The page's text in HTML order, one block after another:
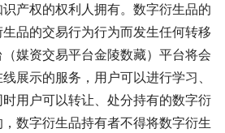
产权的权利人拥有。数字衍生品的
品的交易行为行为而发生任何转移
媒资交易平台金陵数藏）平台将会
展示的服务，用户可以进⾏学习、
用户可以转让、处分持有的数字衍
数字衍生品持有者不得将数字衍生